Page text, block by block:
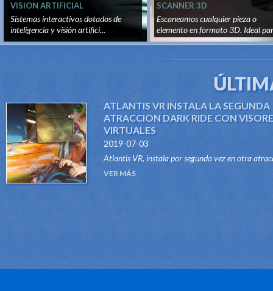
VISION ARTIFICIAL
Sistemas interactivos dotados de
inteligencia y visión artifici...
SCANNER 3D
Escaneamos cualquier pieza o
elemento en formato 3D. Ideal
recon...
ATLANTIS VR INSTALA LA SEGUNDA
ATRACCION DARK RIDE CON
VIRTUALES
2019-07-03
Atlantis VR, instala por segunda vez en otra
del tipo Dark Ride, su sistema "VR RIDES".
VER MÁS